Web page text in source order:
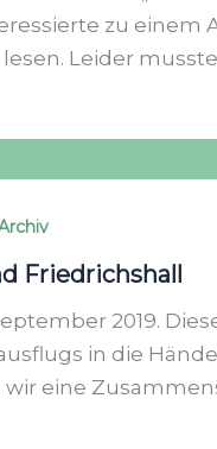
zu einem
lesen. Leider
Friedrichshall
2019.
in die
eine